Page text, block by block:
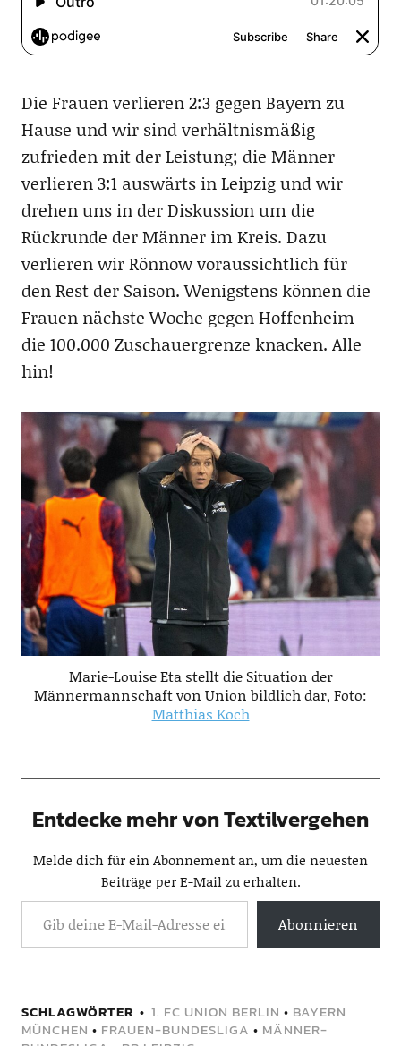
Die Frauen verlieren 2:3 gegen Bayern zu
Hause und wir sind verhältnismäßig
zufrieden mit der Leistung; die Männer
verlieren 3:1 auswärts in Leipzig und wir
drehen uns in der Diskussion um die
Rückrunde der Männer im Kreis. Dazu
verlieren wir Rönnow voraussichtlich für
den Rest der Saison. Wenigstens können die
Frauen nächste Woche gegen Hoffenheim
die 100.000 Zuschauergrenze knacken. Alle
hin!
Marie-Louise Eta stellt die Situation der
Männermannschaft von Union bildlich dar, Foto:
Matthias Koch
Entdecke mehr von Textilvergehen
Melde dich für ein Abonnement an, um die neuesten
Beiträge per E-Mail zu erhalten.
Abonnieren
SCHLAGWÖRTER 1. FC UNION BERLIN • BAYERN
MÜNCHEN • FRAUEN-BUNDESLIGA • MÄNNER-